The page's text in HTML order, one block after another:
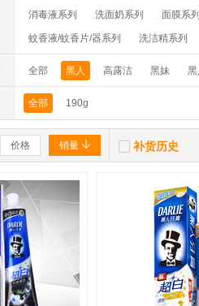
消毒液系列 洗面奶系列 面膜系列
蚊香液/蚊香片/器系列 洗洁精系列
全部 黑人 高露洁 黑妹 黑
全部 190g
价格 销量   补货历史